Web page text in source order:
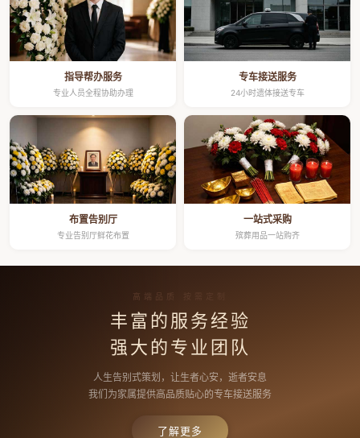
指导帮办服务
专业人员全程协助办理
专车接送服务
24小时遗体接送专车
布置告别厅
专业告别厅鲜花布置
一站式采购
殡葬用品一站购齐
高端品质 按需定制
丰富的服务经验
强大的专业团队
人生告别式策划，让生者心安，逝者安息
我们为家属提供高品质贴心的专车接送服务
了解更多